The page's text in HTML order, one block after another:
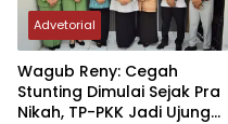
Advetorial
Wagub Reny: Cegah
Stunting Dimulai Sejak Pra
Nikah, TP-PKK Jadi Ujung